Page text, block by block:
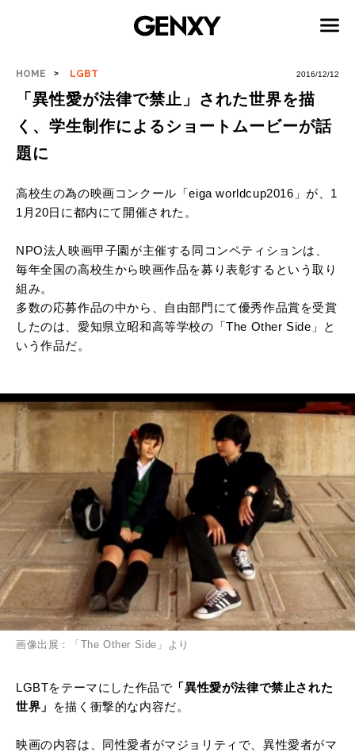
HOME LGBT 2016/12/12
「異性愛が法律で禁止」された世界を描
く、学生制作によるショートムービーが話
題に
高校生の為の映画コンクール「eiga worldcup2016」が、1
1月20日に都内にて開催された。
NPO法人映画甲子園が主催する同コンペティションは、
毎年全国の高校生から映画作品を募り表彰するという取り
組み。
多数の応募作品の中から、自由部門にて優秀作品賞を受賞
したのは、愛知県立昭和高等学校の「The Other Side」と
いう作品だ。
画像出展：「The Other Side」より
LGBTをテーマにした作品で 「異性愛が法律で禁止された
世界」
を描く衝撃的な内容だ。
映画の内容は、同性愛者がマジョリティで、異性愛者がマ